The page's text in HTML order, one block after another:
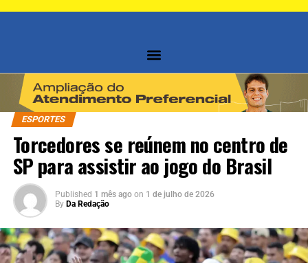
ESPORTES
Torcedores se reúnem no centro de
SP para assistir ao jogo do Brasil
Published 1 mês ago on 1 de julho de 2026
By Da Redação